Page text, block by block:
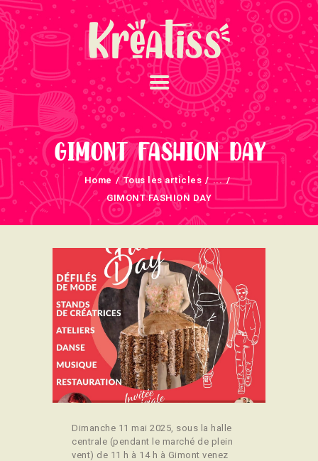
GIMONT FASHION DAY
Home Tous les articles
...
GIMONT FASHION DAY
ACCUEIL
NOS UNIVERS
ARRIVAGES
ATELIERS ET
ÉVÈNEMENTS
NEWSLETTERS
TUTORIELS
NOUS SOUTENONS
CONTACT
Dimanche 11 mai 2025, sous la halle
centrale (pendant le marché de plein
vent) de 11 h à 14 h à Gimont venez